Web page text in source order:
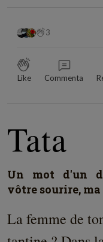
3
Like Commenta
Tata
Un mot d'un
vôtre sourire, ma
La femme de